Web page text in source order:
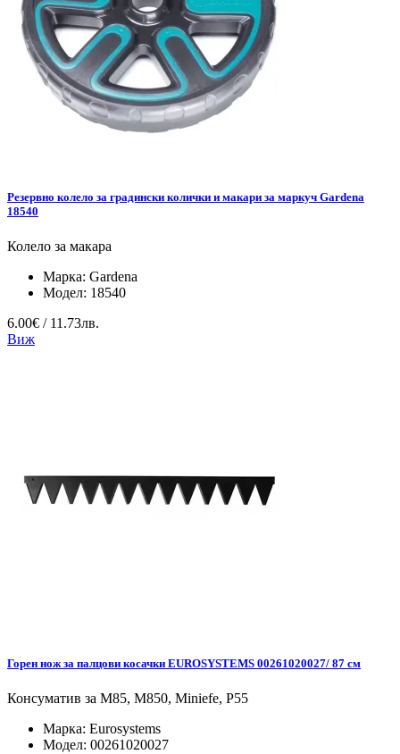
Резервно колело за градински колички и макари за маркуч Gardena
18540
Колело за макара
Марка: Gardena
Модел: 18540
6.00€ / 11.73лв.
Виж
Горен нож за палцови косачки EUROSYSTEMS 00261020027/ 87 см
Консуматив за M85, M850, Miniefe, P55
Марка: Eurosystems
Модел: 00261020027